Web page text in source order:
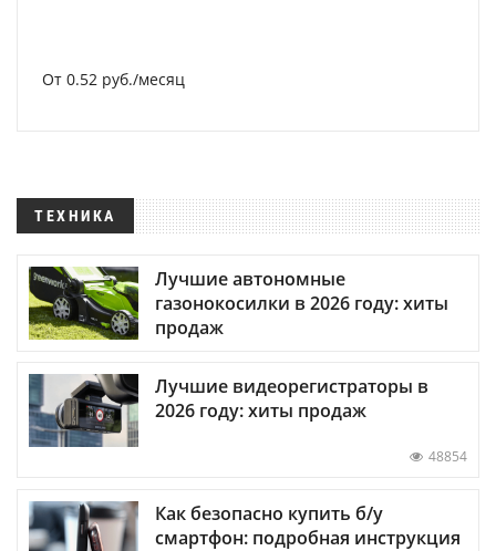
От 0.52 руб./месяц
ТЕХНИКА
Лучшие автономные
газонокосилки в 2026 году: хиты
продаж
Лучшие видеорегистраторы в
2026 году: хиты продаж
48854
Как безопасно купить б/у
смартфон: подробная инструкция